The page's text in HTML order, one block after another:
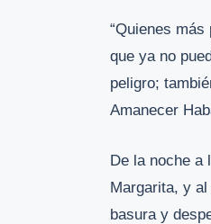
“Quienes
que ya no
peligro;
Amanecer
De la noche a
Margarita, y
basura y